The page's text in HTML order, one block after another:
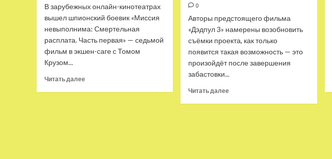
В зарубежных онлайн-кинотеатрах
вышел шпионский боевик «Миссия
невыполнима: Смертельная
расплата. Часть первая» — седьмой
фильм в экшен-саге с Томом
Крузом...
Читать далееПрочитать
0
Авторы предстоящего фильма
«Дэдпул 3» намерены возобновить
съёмки проекта, как только
появится такая возможность — это
произойдёт после завершения
забастовки...
Читать далееПрочитать